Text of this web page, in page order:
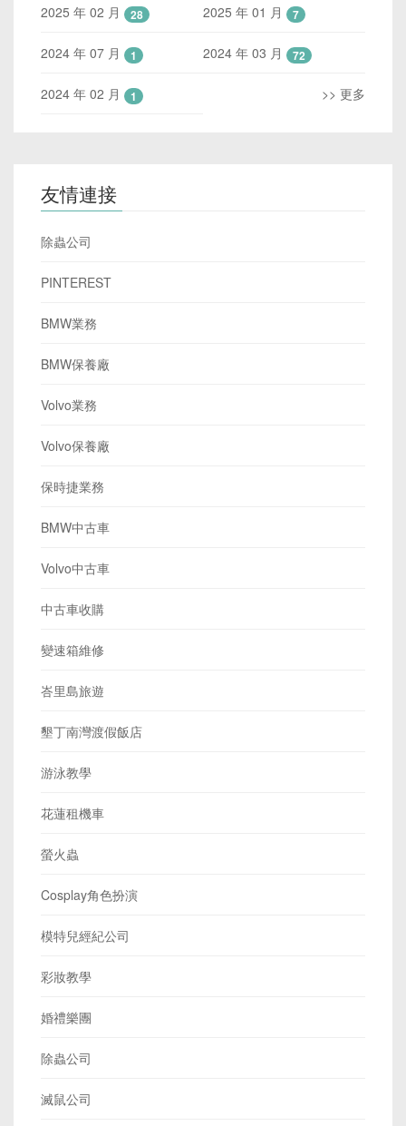
2025 年 02 月 28 2025 年 01 月 7
2024 年 07 月 1 2024 年 03 月 72
2024 年 02 月 1 >> 更多
友情連接
除蟲公司
PINTEREST
BMW業務
BMW保養廠
Volvo業務
Volvo保養廠
保時捷業務
BMW中古車
Volvo中古車
中古車收購
變速箱維修
峇里島旅遊
墾丁南灣渡假飯店
游泳教學
花蓮租機車
螢火蟲
Cosplay角色扮演
模特兒經紀公司
彩妝教學
婚禮樂團
除蟲公司
滅鼠公司